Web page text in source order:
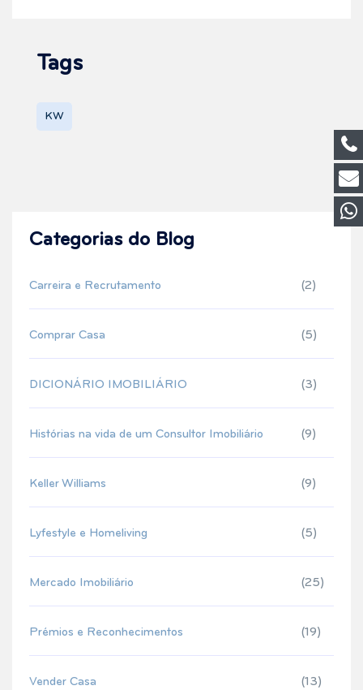
Tags
KW
Categorias do Blog
Carreira e Recrutamento (2)
Comprar Casa (5)
DICIONÁRIO IMOBILIÁRIO (3)
Histórias na vida de um Consultor Imobiliário (9)
Keller Williams (9)
Lyfestyle e Homeliving (5)
Mercado Imobiliário (25)
Prémios e Reconhecimentos (19)
Vender Casa (13)